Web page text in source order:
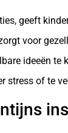
geeft
voor
ideeën te
stress of te